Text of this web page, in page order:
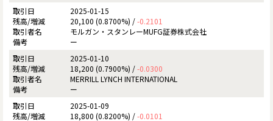
2025-01-15
20,100 (0.8700%) /-0.2101
モルガン・スタンレーMUFG証券株式会社
ー
2025-01-10
18,200 (0.7900%) /-0.0300
MERRILL LYNCH INTERNATIONAL
ー
2025-01-09
18,800 (0.8200%) /-0.0101